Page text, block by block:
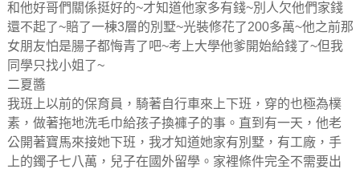
和他好哥們關係挺好的~才知道他家多有錢~別人欠他們家錢
還不起了~賠了一棟3層的別墅~光裝修花了200多萬~他之前那
女朋友怕是腸子都悔青了吧~考上大學他爹開始給錢了~但我
同學只找小姐了~
二夏醬
我班上以前的保育員，騎著自行車來上下班，穿的也極為樸
素，做著拖地洗毛巾給孩子換褲子的事。直到有一天，他老
公開著寶馬來接她下班，我才知道她家有別墅，有工廠，手
上的鐲子七八萬，兒子在國外留學。家裡條件完全不需要出